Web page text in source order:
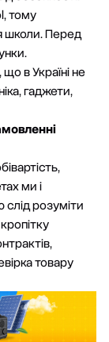
тому
школи. Перед
в Україні не
гаджети,
ми і
розуміти
товару